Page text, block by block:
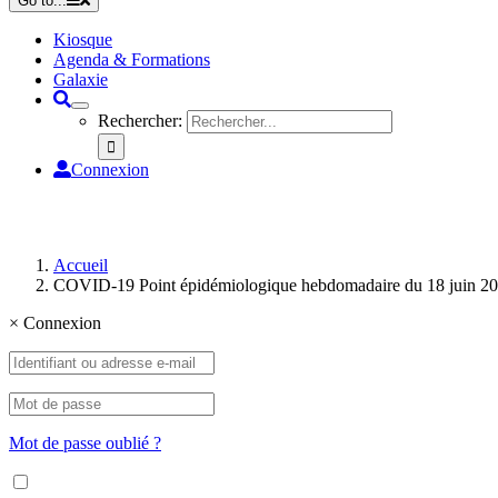
Kiosque
Agenda & Formations
Galaxie
Rechercher:
Connexion
Accueil
COVID-19 Point épidémiologique hebdomadaire du 18 juin
× Connexion
Mot de passe oublié ?